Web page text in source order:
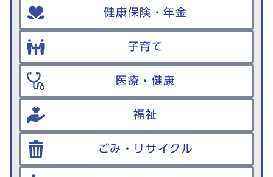
健康保険・年金
子育て
医療・健康
福祉
ごみ・リサイクル